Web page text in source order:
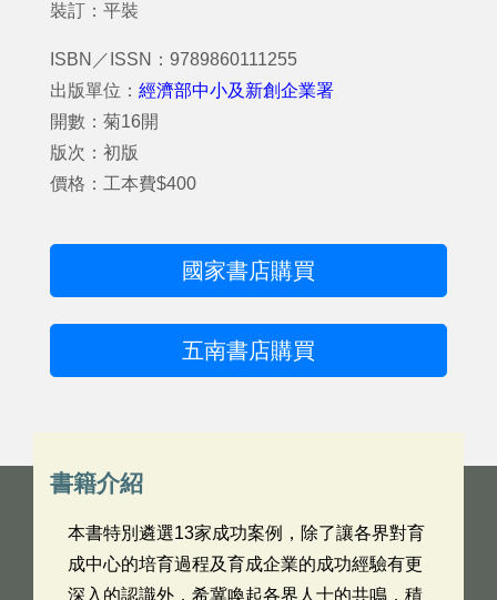
裝訂：平裝
ISBN／ISSN：9789860111255
出版單位： 經濟部中小及新創企業署
開數：菊16開
版次：初版
價格：工本費$400
國家書店購買
五南書店購買
書籍介紹
本書特別遴選13家成功案例，除了讓各界對育
成中心的培育過程及育成企業的成功經驗有更
深入的認識外，希冀喚起各界人士的共鳴，積